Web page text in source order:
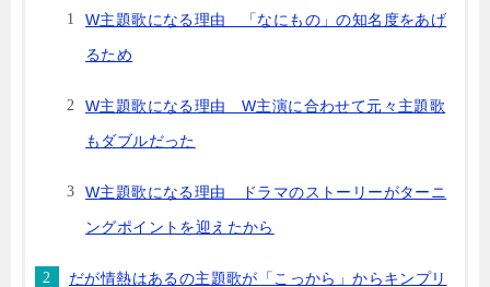
W主題歌になる理由 「なにもの」の知名度をあげ
るため
W主題歌になる理由 W主演に合わせて元々主題歌
もダブルだった
W主題歌になる理由 ドラマのストーリーがターニ
ングポイントを迎えたから
だが情熱はあるの主題歌が「こっから」からキンプリ